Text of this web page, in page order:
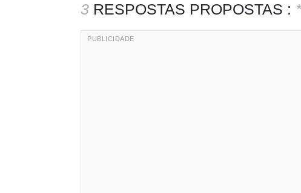
3 RESPOSTAS PROPOSTAS : *